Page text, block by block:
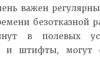
важен
безотказной
в полевых
и штифты, могут